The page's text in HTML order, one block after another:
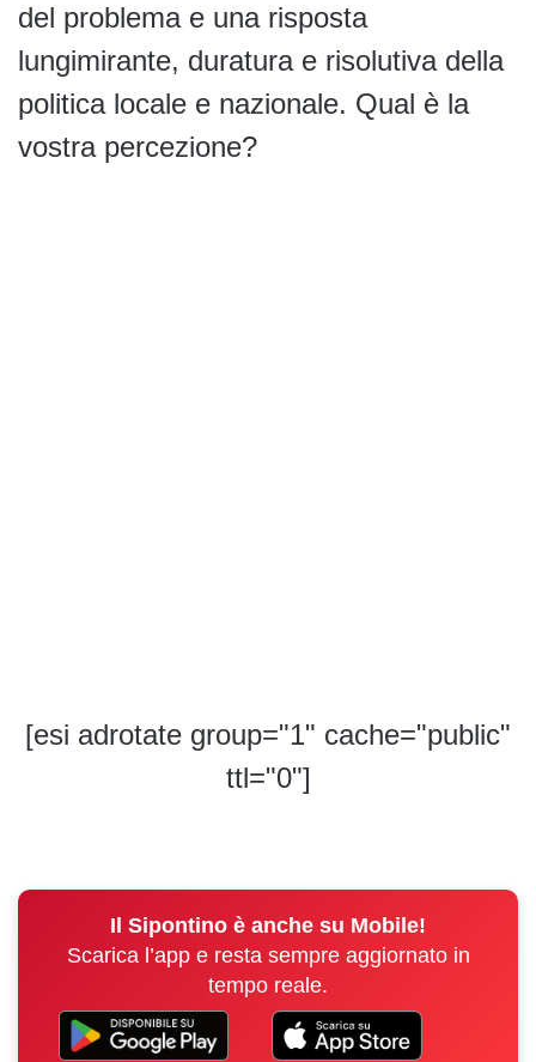
del problema e una risposta
lungimirante, duratura e risolutiva della
politica locale e nazionale. Qual è la
vostra percezione?
[esi adrotate group="1" cache="public"
ttl="0"]
Il Sipontino è anche su Mobile!
Scarica l’app e resta sempre aggiornato in
tempo reale.